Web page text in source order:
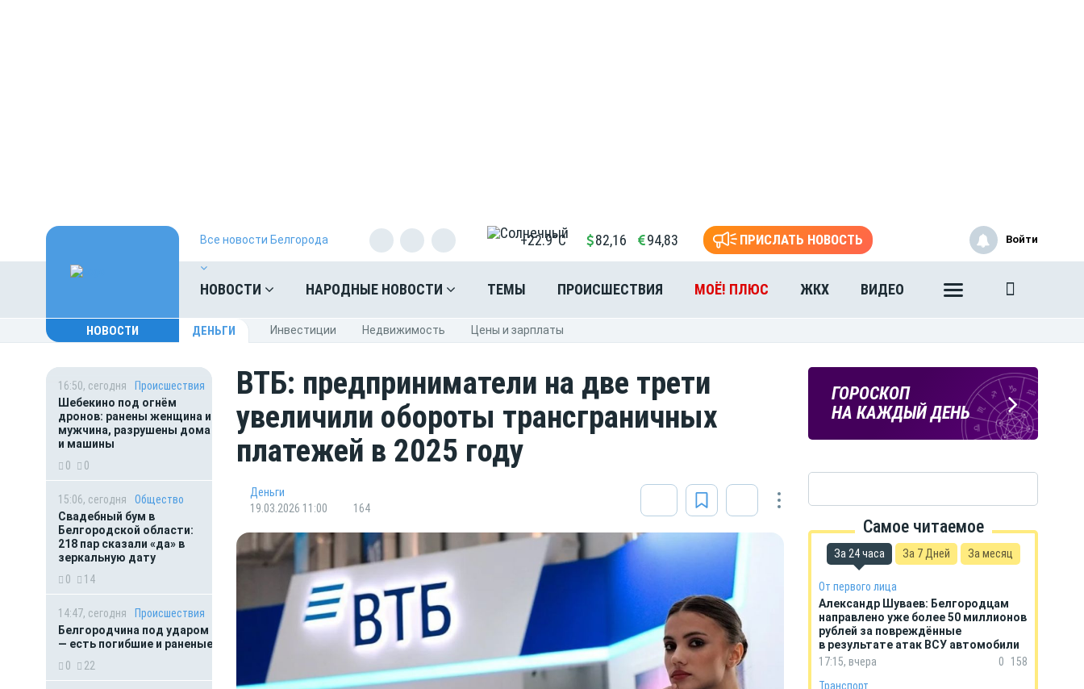
Все новости Белгорода +22.9°C 82,16 94,83 ПРИСЛАТЬ НОВОСТЬ
НОВОСТИ НАРОДНЫЕ НОВОСТИ ТЕМЫ ПРОИСШЕСТВИЯ МОЁ! ПЛЮС ЖКХ ВИДЕО
Войти
НОВОСТИ ДЕНЬГИ Инвестиции Недвижимость Цены и зарплаты
16:50, сегодня
Происшествия
Шебекино под огнём
дронов: ранены женщина и
мужчина, разрушены дома
и машины
0
0
15:06, сегодня
Общество
Свадебный бум в
Белгородской области:
218 пар сказали «да» в
зеркальную дату
0
14
14:47, сегодня
Происшествия
Белгородчина под ударом
— есть погибшие и раненые
0
22
ВТБ: предприниматели на две трети
увеличили обороты трансграничных
платежей в 2025 году
Деньги
19.03.2026 11:00
164
ГОРОСКОП
НА КАЖДЫЙ ДЕНЬ
ПОГОДА
В БЕЛГОРОДЕ
Подпишись
на тг-канал
«МОЁ! Белгород»
Самое читаемое
За 24 часа За 7 Дней За месяц
От первого лица
Александр Шуваев: Белгородцам
направлено уже более 50 миллионов
рублей за повреждённые
в результате атак ВСУ автомобили
17:15, вчера
0
158
Транспорт